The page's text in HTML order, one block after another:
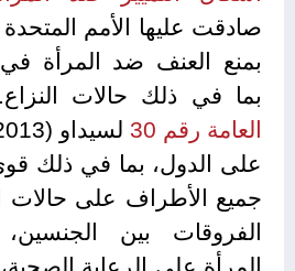
بمنع العنف ضد المرأة
بما في ذلك حالات
العامة رقم 30
على الدول، بما في ذلك قوى
جميع الأطراف على حالات
الفروقات بين